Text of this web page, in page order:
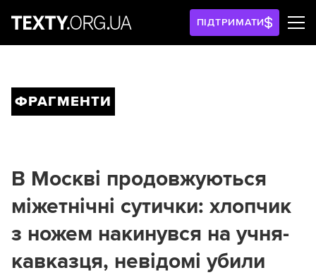
ПІДТРИМАТИ
ФРАГМЕНТИ
В Москві продовжуються
міжетнічні сутички: хлопчик
з ножем накинувся на учня-
кавказця, невідомі убили